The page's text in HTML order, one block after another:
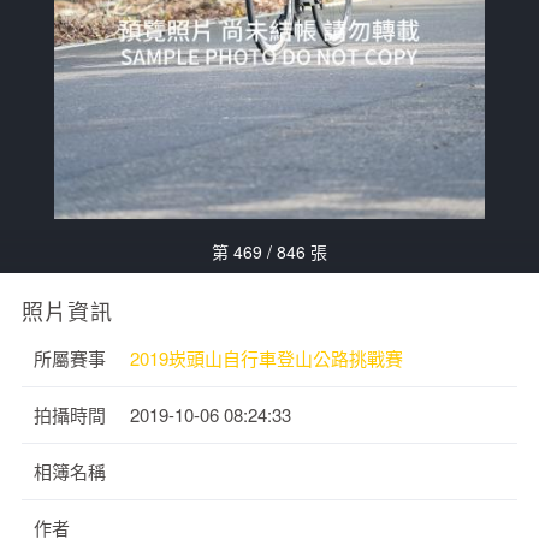
第 469 / 846 張
照片資訊
所屬賽事 2019崁頭山自行車登山公路挑戰賽
拍攝時間 2019-10-06 08:24:33
相簿名稱
作者